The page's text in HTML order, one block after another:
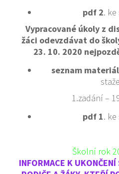
pdf 2.
Vypracované úkoly z
žáci odevzdávat do
23. 10. 2020
seznam
1.zadání –
pdf 1.
Školní rok
INFORMACE K